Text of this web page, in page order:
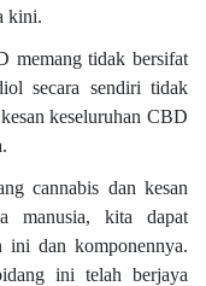
kini.
memang tidak bersifat
secara sendiri tidak
keseluruhan CBD
cannabis dan kesan
manusia, kita dapat
ini dan komponennya.
ini telah berjaya